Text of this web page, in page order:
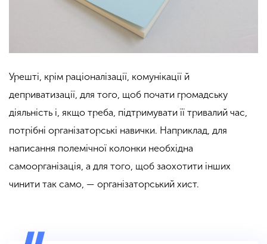
Урешті, крім раціоналізації, комунікації й
деприватизації, для того, щоб почати громадську
діяльність і, якщо треба, підтримувати її тривалий час,
потрібні організаторські навички. Наприклад, для
написання полемічної колонки необхідна
самоорганізація, а для того, щоб заохотити інших
чинити так само, — організаторський хист.